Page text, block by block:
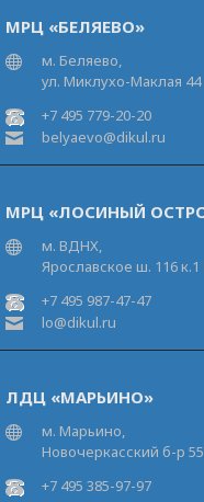
МРЦ «БЕЛЯЕВО»
м. Беляево,
ул. Миклухо-Маклая 44
+7 495 779-20-20
belyaevo@dikul.ru
МРЦ «ЛОСИНЫЙ
м. ВДНХ,
Ярославское ш. 116 к.1
+7 495 987-47-47
lo@dikul.ru
ЛДЦ «МАРЬИНО»
м. Марьино,
Новочеркасский б-р
+7 495 385-97-97